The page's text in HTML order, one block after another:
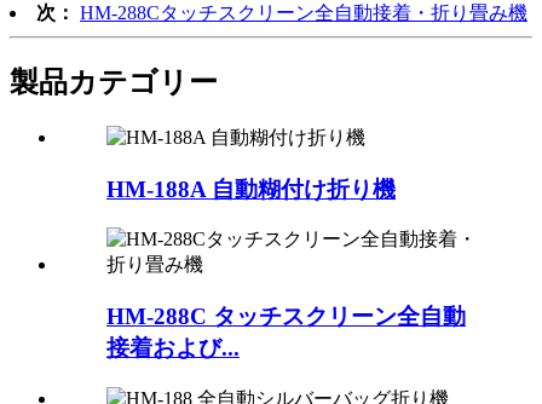
次： HM-288Cタッチスクリーン全自動接着・折り畳み機
製品カテゴリー
HM-188A 自動糊付け折り機
HM-288C タッチスクリーン全自動
接着および...